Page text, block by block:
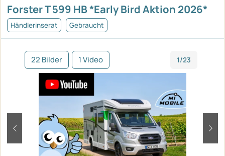
Forster T 599 HB *Early Bird Aktion 2026*
Händlerinserat Gebraucht
22 Bilder 1 Video 1/23
zurück